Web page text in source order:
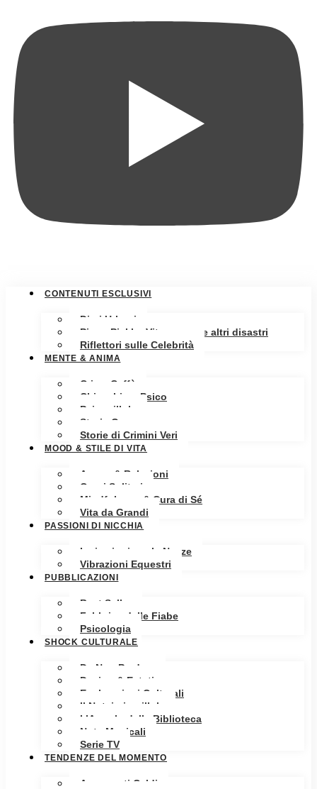
CONTENUTI ESCLUSIVI
Diari Urbani
Pippa Pickle: Vita, amore e altri disastri
Riflettori sulle Celebrità
MENTE & ANIMA
Crime Caffè
Chiacchiere Psico
Psicopillole
Storia Oscura
Storie di Crimini Veri
MOOD & STILE DI VITA
Amore & Relazioni
Cuori Solitari
Mindfulness & Cura di Sé
Vita da Grandi
PASSIONI DI NICCHIA
Ispirazioni per le Nozze
Vibrazioni Equestri
PUBBLICAZIONI
Best Seller
Fabbrica delle Fiabe
Psicologia
SHOCK CULTURALE
Da Non Perdere
Design & Estetica
Esplorazioni Culturali
Il Notaio in pillole
L’Angolo della Biblioteca
Note Musicali
Serie TV
TENDENZE DEL MOMENTO
Argomenti Caldi